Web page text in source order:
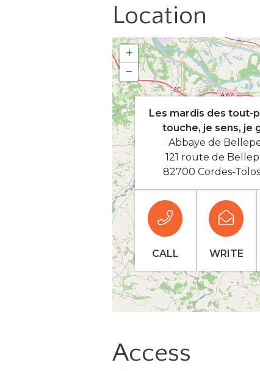
Location
+
−
Les mardis des tout-
touche, je sens, je
Abbaye de
121 route de
82700 Cordes-
CALL WRITE
Access